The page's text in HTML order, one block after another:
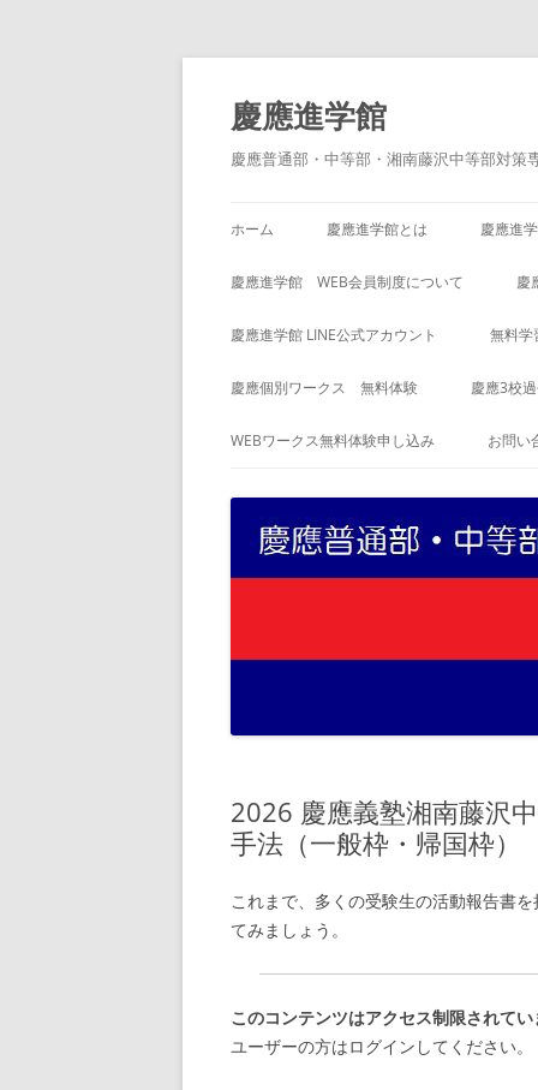
コ
テ
ン
ツ
へ
ス
慶應進学館
慶應普通部・中等部・湘南藤沢中等部対策
ホーム 慶應進学館とは 慶應進
慶應進学館 WEB会員制度について 慶
慶應進学館 LINE公式アカウント 無料学
慶應個別ワークス 無料体験 慶應3校
WEBワークス無料体験申し込み お問い
2026 慶應義塾湘南藤
手法（一般枠・帰国枠）
これまで、多くの受験生の活動報告書
てみましょう。
このコンテンツはアクセス制限されてい
ユーザーの方はログインしてください。